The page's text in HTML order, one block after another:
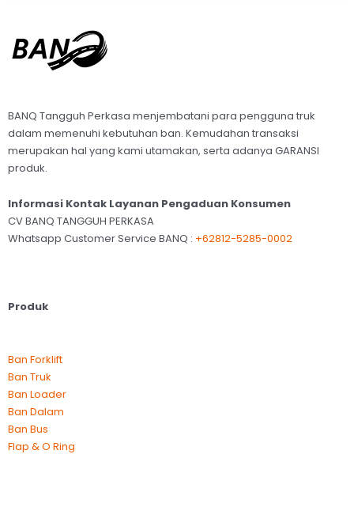
BANQ Tangguh Perkasa menjembatani para pengguna truk
dalam memenuhi kebutuhan ban. Kemudahan transaksi
merupakan hal yang kami utamakan, serta adanya GARANSI
produk.
Informasi Kontak Layanan Pengaduan Konsumen
CV BANQ TANGGUH PERKASA
Whatsapp Customer Service BANQ : +62812-5285-0002
Produk
Ban Forklift
Ban Truk
Ban Loader
Ban Dalam
Ban Bus
Flap & O Ring